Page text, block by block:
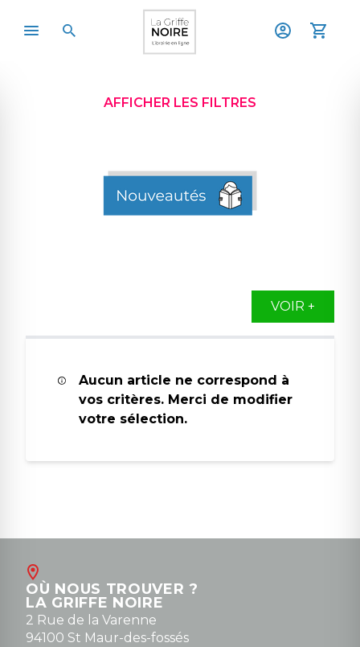
AFFICHER LES FILTRES
VOIR +
Aucun article ne correspond à
vos critères. Merci de modifier
votre sélection.
OÙ NOUS TROUVER ?
LA GRIFFE NOIRE
2 Rue de la Varenne
94100 St Maur-des-fossés